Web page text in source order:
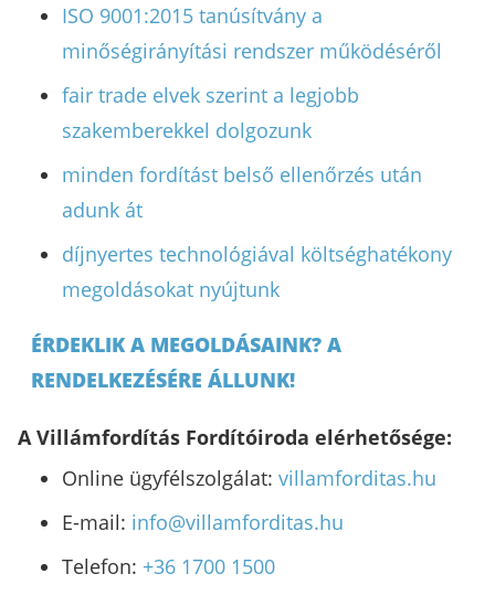
ISO 9001:2015 tanúsítvány a
minőségirányítási rendszer működéséről
fair trade elvek szerint a legjobb
szakemberekkel dolgozunk
minden fordítást belső ellenőrzés után
adunk át
díjnyertes technológiával költséghatékony
megoldásokat nyújtunk
ÉRDEKLIK A MEGOLDÁSAINK? A
RENDELKEZÉSÉRE ÁLLUNK!
A Villámfordítás Fordítóiroda elérhetősége:
Online ügyfélszolgálat: villamforditas.hu
E-mail: info@villamforditas.hu
Telefon: +36 1700 1500